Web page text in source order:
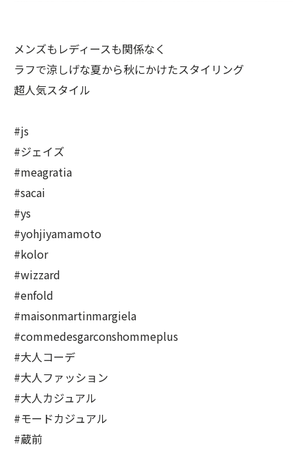
メンズもレディースも関係なく
ラフで涼しげな夏から秋にかけたスタイリング
超人気スタイル
#js
#ジェイズ
#meagratia
#sacai
#ys
#yohjiyamamoto
#kolor
#wizzard
#enfold
#maisonmartinmargiela
#commedesgarconshommeplus
#大人コーデ
#大人ファッション
#大人カジュアル
#モードカジュアル
#蔵前